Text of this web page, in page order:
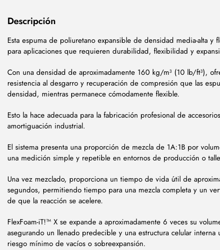
Descripción
Esta espuma de poliuretano expansible de densidad media-alta y
para aplicaciones que requieren durabilidad, flexibilidad y
Con una densidad de aproximadamente 160 kg/m³ (10 lb/ft³),
resistencia al desgarro y recuperación de compresión que las
densidad, mientras permanece cómodamente flexible.
Esto la hace adecuada para la fabricación profesional de
amortiguación industrial.
El sistema presenta una proporción de mezcla de 1A:1B por
una medición simple y repetible en entornos de producción o
Una vez mezclado, proporciona un tiempo de vida útil de
segundos, permitiendo tiempo para una mezcla completa y un
de que la reacción se acelere.
FlexFoam-iT!™ X se expande a aproximadamente 6 veces su
asegurando un llenado predecible y una estructura celular interna
riesgo mínimo de vacíos o sobreexpansión.